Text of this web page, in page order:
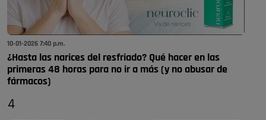
10-01-2026 7:40 p.m.
¿Hasta las narices del resfriado? Qué hacer en las
primeras 48 horas para no ir a más (y no abusar de
fármacos)
4